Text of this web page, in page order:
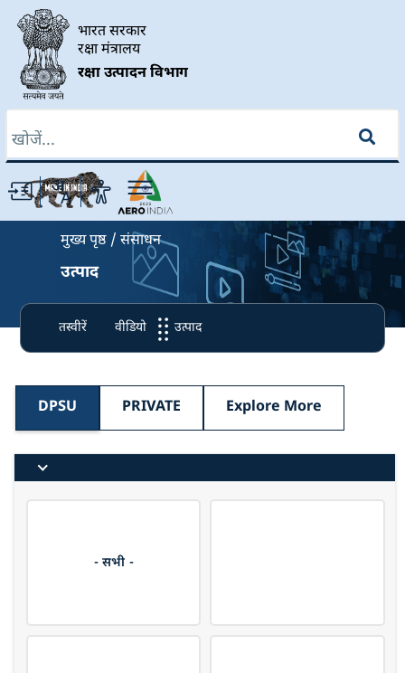
Skip to main content
भारत सरकार
रक्षा मंत्रालय
रक्षा उत्पादन विभाग
मुख्य पृष्ठ संसाधन
उत्पाद
तस्वीरें वीडियो उत्पाद
DPSU PRIVATE Explore More
- सभी -